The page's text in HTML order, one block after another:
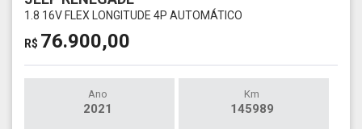
1.8 16V FLEX LONGITUDE 4P AUTOMÁTICO
R$ 76.900,00
Ano
2021
Km
145989